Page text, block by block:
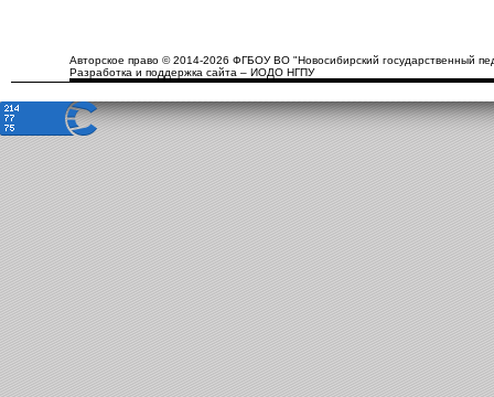
Авторское право © 2014-2026 ФГБОУ ВО "Новосибирский государственный
Разработка и поддержка сайта – ИОДО НГПУ